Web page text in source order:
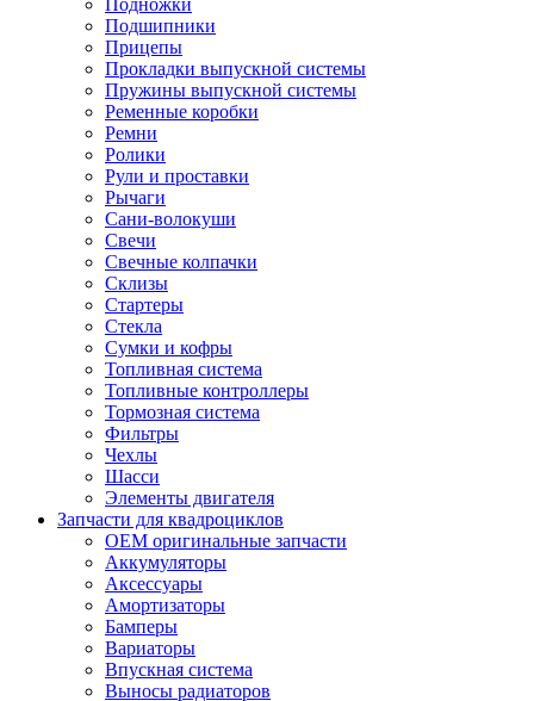
Подшипники
Прицепы
Прокладки выпускной системы
Пружины выпускной системы
Ременные коробки
Ремни
Ролики
Рули и проставки
Рычаги
Сани-волокуши
Свечи
Свечные колпачки
Склизы
Стартеры
Стекла
Сумки и кофры
Топливная система
Топливные контроллеры
Тормозная система
Фильтры
Чехлы
Шасси
Элементы двигателя
Запчасти для квадроциклов
OEM оригинальные запчасти
Аккумуляторы
Аксессуары
Амортизаторы
Бамперы
Вариаторы
Впускная система
Выносы радиаторов